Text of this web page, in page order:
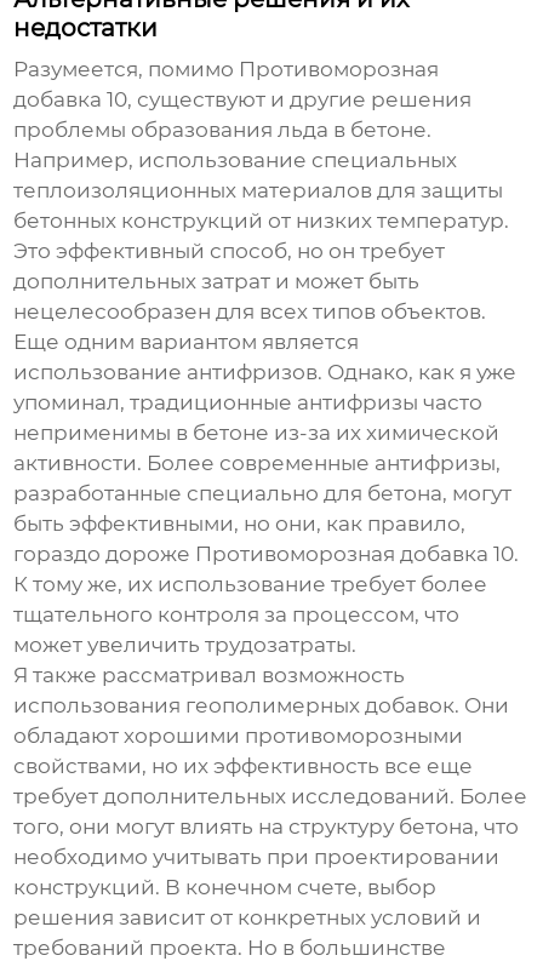
недостатки
Разумеется, помимо Противоморозная
добавка 10, существуют и другие решения
проблемы образования льда в бетоне.
Например, использование специальных
теплоизоляционных материалов для защиты
бетонных конструкций от низких температур.
Это эффективный способ, но он требует
дополнительных затрат и может быть
нецелесообразен для всех типов объектов.
Еще одним вариантом является
использование антифризов. Однако, как я уже
упоминал, традиционные антифризы часто
неприменимы в бетоне из-за их химической
активности. Более современные антифризы,
разработанные специально для бетона, могут
быть эффективными, но они, как правило,
гораздо дороже Противоморозная добавка 10.
К тому же, их использование требует более
тщательного контроля за процессом, что
может увеличить трудозатраты.
Я также рассматривал возможность
использования геополимерных добавок. Они
обладают хорошими противоморозными
свойствами, но их эффективность все еще
требует дополнительных исследований. Более
того, они могут влиять на структуру бетона, что
необходимо учитывать при проектировании
конструкций. В конечном счете, выбор
решения зависит от конкретных условий и
требований проекта. Но в большинстве